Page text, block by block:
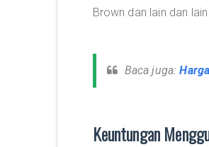
Brown dan lain dan
Baca juga:
Keuntungan